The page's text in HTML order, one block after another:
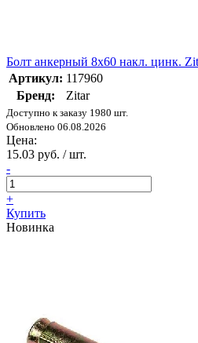
Болт анкерный 8х60 накл. цинк.
Артикул: 117960
Бренд:
Zitar
Доступно к заказу 1980 шт.
Обновлено 06.08.2026
Цена:
15.03 руб. / шт.
-
+
Купить
Новинка